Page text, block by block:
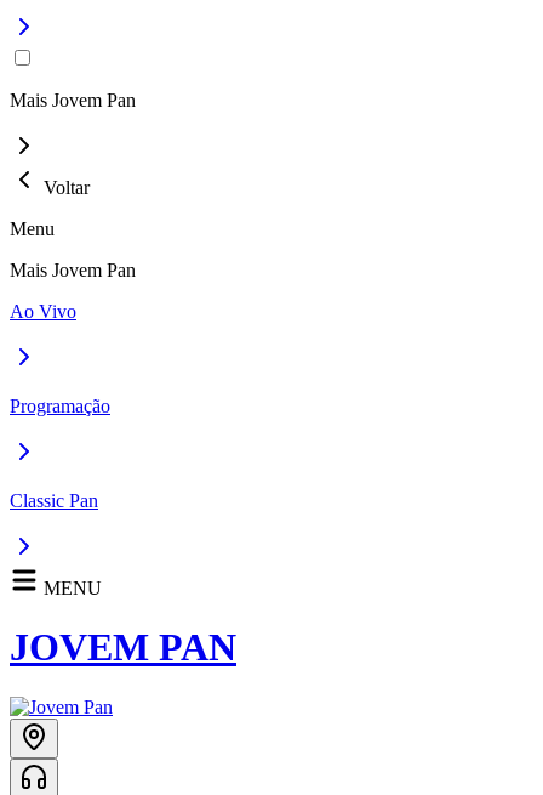
Mais Jovem Pan
Voltar
Menu
Mais Jovem Pan
Ao Vivo
Programação
Classic Pan
MENU
JOVEM PAN